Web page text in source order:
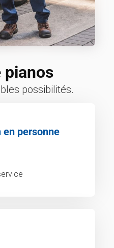
pianos
possibilités.
en personne